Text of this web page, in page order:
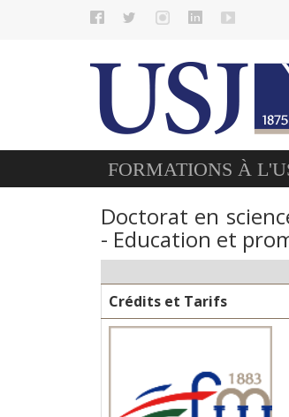
FORMATIONS À
Doctorat en
- Education et
Crédits et Tarifs